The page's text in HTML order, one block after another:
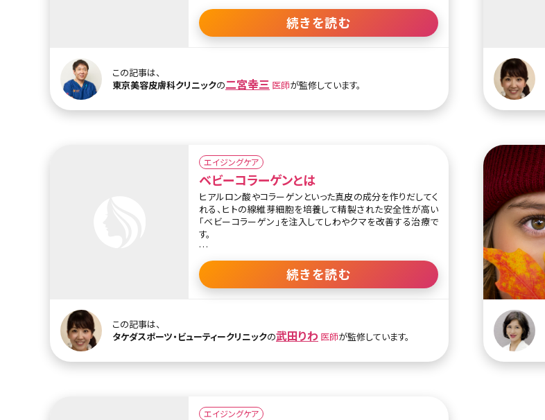
マトリックスIRのダイオードレーザーはフラクショナル化（細か
い点状）して照射されます。同時に高周波を照射して熱を与え
ることで、従来の治療と比べて肌の深部にまでエネルギーを届
マトリックスIRでは、照射時の熱によって皮膚上層部のコラー
ゲンが収縮し、術後すぐに引き締め効果が実感できます。さら
に皮膚深部に到達した熱エネルギーによってコラーゲン生成
しわやたるみの改善はもちろん、加齢とともに気になる毛穴を
目立たなくしてキメ細かい肌に整えてくれるのもマトリックスIR
のメリットです。皮膚の質感を高めたい方にも適した治療と言
えます。
続きを読む
この記事は、
東京美容皮膚科クリニックの二宮幸三 医師が監修しています。
エイジングケア
ベビーコラーゲンとは
ヒアルロン酸やコラーゲンといった真皮の成分を作りだしてく
れる、ヒトの線維芽細胞を培養して精製された安全性が高い
「ベビーコラーゲン」を注入してしわやクマを改善する治療で
す。
コラーゲンは、タンパク質の一種でたくさんの種類があります
が、皮膚を構成しているのがⅠ型コラーゲンとⅢ型コラーゲン
です。皮膚や体に多く含まれているのがⅠ型コラーゲンで、骨や
Ⅲ型コラーゲンは創傷治癒の初期段階で増殖し、Ⅰ型コラー
ゲンに置き換わることで組織を再生しています。胎児の皮膚や
血管壁などに多く存在していることから、ベビーコラーゲンと
施術では気になる部分に少量ずつ注射で注入していきます。目
続きを読む
この記事は、
タケダスポーツ・ビューティークリニックの武田りわ 医師が監修しています。
エイジングケア